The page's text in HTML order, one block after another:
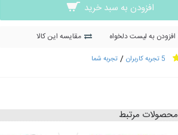
افزودن به سبد خرید
افزودن به لیست دلخواه مقایسه این کالا
5 تجربه کاربران / تجربه شما
محصولات مرتبط